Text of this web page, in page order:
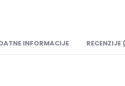
INFORMACIJE RECENZIJE